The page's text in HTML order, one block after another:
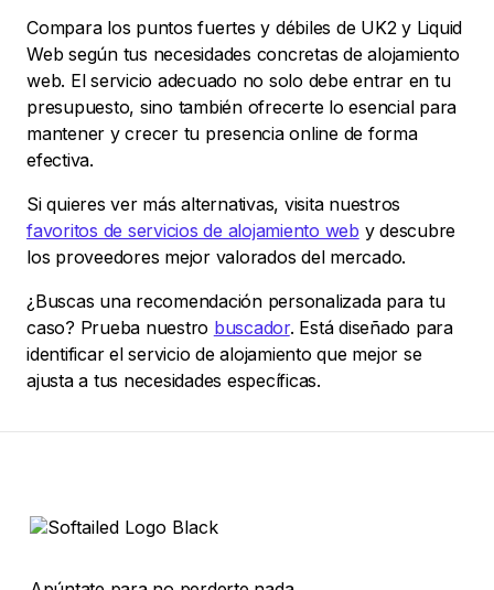
Compara los puntos fuertes y débiles de UK2 y Liquid
Web según tus necesidades concretas de alojamiento
web. El servicio adecuado no solo debe entrar en tu
presupuesto, sino también ofrecerte lo esencial para
mantener y crecer tu presencia online de forma
efectiva.
Si quieres ver más alternativas, visita nuestros
favoritos de servicios de alojamiento web y descubre
los proveedores mejor valorados del mercado.
¿Buscas una recomendación personalizada para tu
caso? Prueba nuestro buscador. Está diseñado para
identificar el servicio de alojamiento que mejor se
ajusta a tus necesidades específicas.